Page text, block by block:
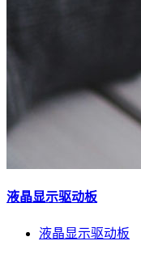
液晶显示驱动板
液晶显示驱动板